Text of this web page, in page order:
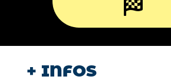
+ INFOS